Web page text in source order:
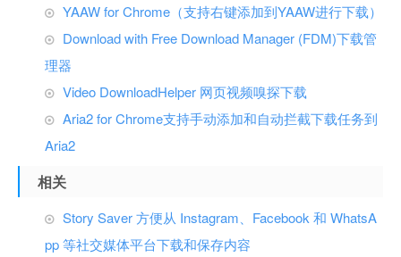
YAAW for Chrome（支持右键添加到YAAW进行下载）
Download with Free Download Manager (FDM)下载管
理器
Video DownloadHelper 网页视频嗅探下载
Aria2 for Chrome支持手动添加和自动拦截下载任务到
Aria2
相关
Story Saver 方便从 Instagram、Facebook 和 WhatsA
pp 等社交媒体平台下载和保存内容